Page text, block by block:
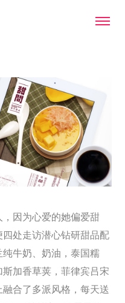
因为心爱的她偏爱甜
处走访潜心钻研甜品配
牛奶、奶油，泰国糯
加香草荚，菲律宾吕宋
合了多派风格，每天送